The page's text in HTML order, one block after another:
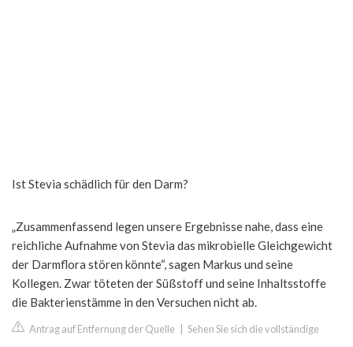
Ist Stevia schädlich für den Darm?
„Zusammenfassend legen unsere Ergebnisse nahe, dass eine
reichliche Aufnahme von Stevia das mikrobielle Gleichgewicht
der Darmflora stören könnte“, sagen Markus und seine
Kollegen. Zwar töteten der Süßstoff und seine Inhaltsstoffe
die Bakterienstämme in den Versuchen nicht ab.
Antrag auf Entfernung der Quelle Sehen Sie sich die vollständige